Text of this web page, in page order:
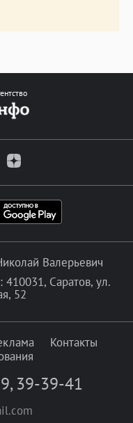
Валерьевич
Саратов, ул.
52
Контакты
, 39-39-41